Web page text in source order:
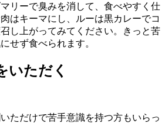
リーで臭みを消して、食べやすく仕
はキーマにし、ルーは黒カレーでコ
し上がってみてください。きっと苦
せず食べられます。
いただく
ただけで苦手意識を持つ方もいらっ